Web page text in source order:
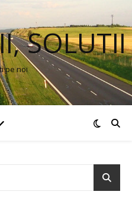
SOLUTII
pe noi